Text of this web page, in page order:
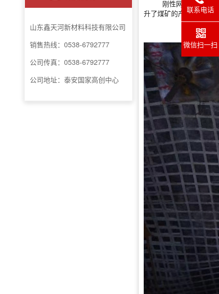
山东鑫天河新材料科技有限公司
销售热线：0538-6792777
公司传真： 0538-6792777
公司地址：泰安国家高创中心
刚性网的使用，
升了煤矿的产量，在保
联系电话
微信扫一扫